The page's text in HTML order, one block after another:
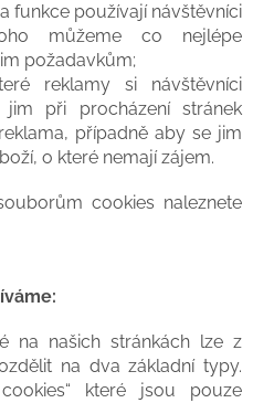
funkce používají návštěvníci
můžeme co nejlépe
požadavkům;
reklamy si návštěvníci
při procházení stránek
případně aby se jim
o které nemají zájem.
cookies naleznete
na našich stránkách lze z
na dva základní typy.
které jsou pouze